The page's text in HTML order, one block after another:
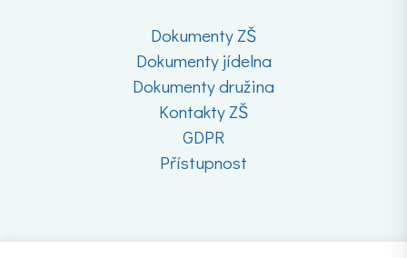
Dokumenty ZŠ
Dokumenty jídelna
Dokumenty družina
Kontakty ZŠ
GDPR
Přístupnost